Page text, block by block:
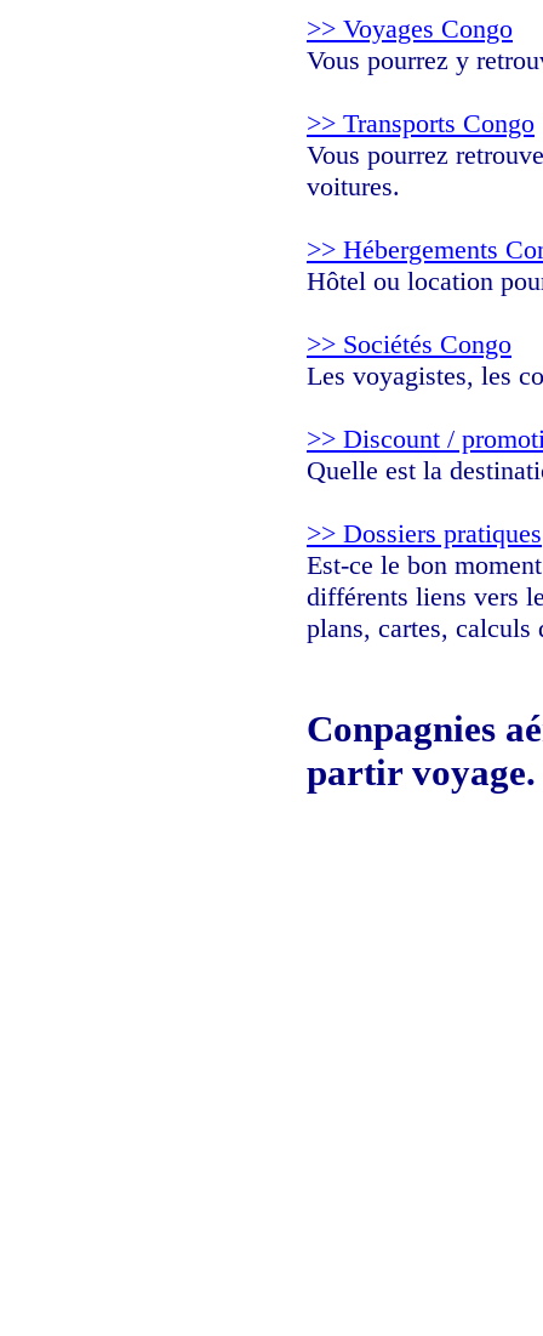
>> Voyages Congo
Vous pourrez y
>> Transports Congo
Vous pourrez
voitures.
>> Hébergements
Hôtel ou location
>> Sociétés Congo
Les voyagistes, les
>> Discount /
Quelle est la
>> Dossiers pratiques
Est-ce le bon
différents liens vers
plans, cartes,
Conpagnies
partir voyage.